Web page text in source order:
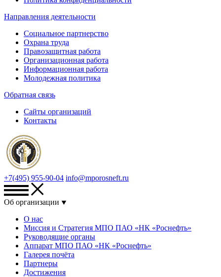
Направления деятельности
Социальное партнерство
Охрана труда
Правозащитная работа
Организационная работа
Информационная работа
Молодежная политика
Обратная связь
Сайты организаций
Контакты
+7(495) 955-90-04 info@mporosneft.ru
Об организации
О нас
Миссия и Стратегия МПО ПАО «НК «Роснефть»
Руководящие органы
Аппарат МПО ПАО «НК «Роснефть»
Галерея почёта
Партнеры
Достижения